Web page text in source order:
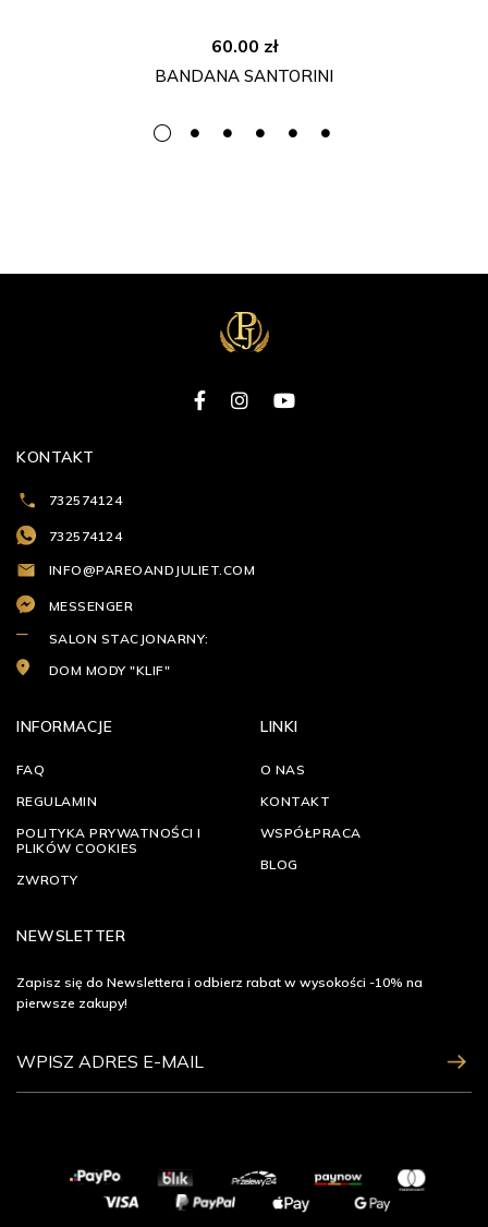
60.00 zł
BANDANA SANTORINI
KONTAKT
732574124
732574124
INFO@PAREOANDJULIET.COM
MESSENGER
SALON STACJONARNY:
DOM MODY "KLIF"
INFORMACJE
FAQ
REGULAMIN
POLITYKA PRYWATNOŚCI I
PLIKÓW COOKIES
ZWROTY
LINKI
O NAS
KONTAKT
WSPÓŁPRACA
BLOG
NEWSLETTER
Zapisz się do Newslettera i odbierz rabat w wysokości -10% na
pierwsze zakupy!